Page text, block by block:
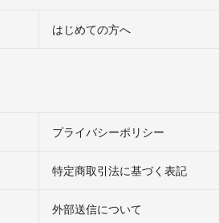
はじめての方へ
プライバシーポリシー
特定商取引法に基づく表記
外部送信について